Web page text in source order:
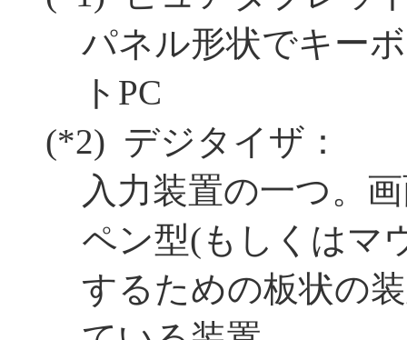
パネル形状でキー
トPC
(*2) デジタイザ：
入力装置の一つ。
ペン型(もしくはマ
するための板状の